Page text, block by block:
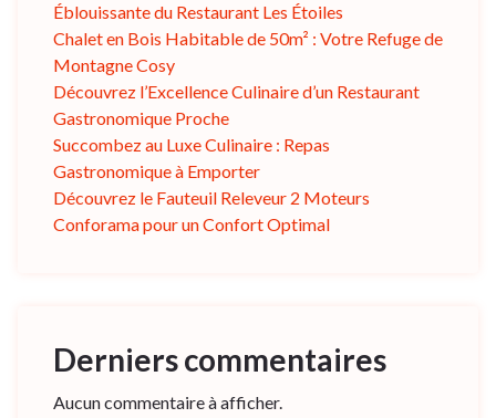
Éblouissante du Restaurant Les Étoiles
Chalet en Bois Habitable de 50m² : Votre Refuge de
Montagne Cosy
Découvrez l’Excellence Culinaire d’un Restaurant
Gastronomique Proche
Succombez au Luxe Culinaire : Repas
Gastronomique à Emporter
Découvrez le Fauteuil Releveur 2 Moteurs
Conforama pour un Confort Optimal
Derniers commentaires
Aucun commentaire à afficher.